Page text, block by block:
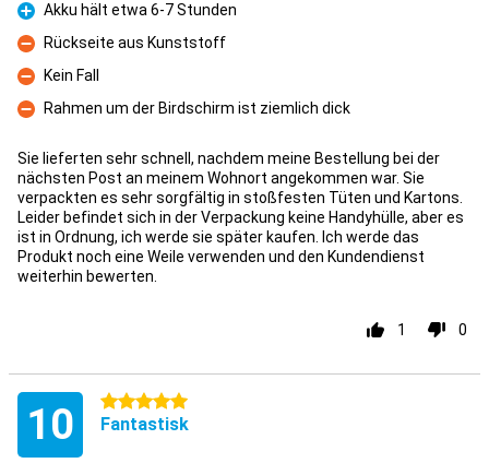
Fördelar
Akku hält etwa 6-7 Stunden
Nackdelar
Rückseite aus Kunststoff
Nackdelar
Kein Fall
Nackdelar
Rahmen um der Birdschirm ist ziemlich dick
Sie lieferten sehr schnell, nachdem meine Bestellung bei der
nächsten Post an meinem Wohnort angekommen war. Sie
verpackten es sehr sorgfältig in stoßfesten Tüten und Kartons.
Leider befindet sich in der Verpackung keine Handyhülle, aber es
ist in Ordnung, ich werde sie später kaufen. Ich werde das
Produkt noch eine Weile verwenden und den Kundendienst
weiterhin bewerten.
1 0
10 5 stjärnor
Fantastisk